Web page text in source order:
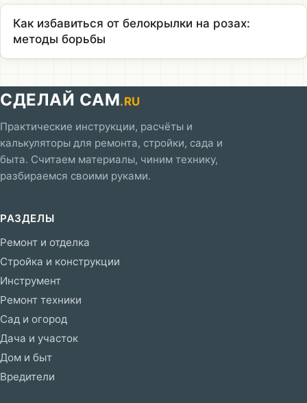
Как избавиться от белокрылки на розах:
методы борьбы
СДЕЛАЙ САМ.RU
Практические инструкции, расчёты и
калькуляторы для ремонта, стройки, сада и
быта. Считаем материалы, чиним технику,
разбираемся своими руками.
РАЗДЕЛЫ
Ремонт и отделка
Стройка и конструкции
Инструмент
Ремонт техники
Сад и огород
Дача и участок
Дом и быт
Вредители